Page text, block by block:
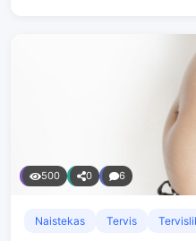
500 0 6
Naistekas Tervis